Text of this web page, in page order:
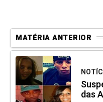
MATÉRIA ANTERIOR
das